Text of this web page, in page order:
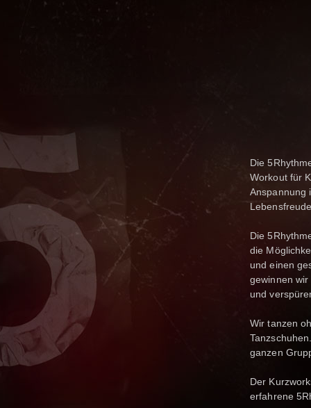
Die
Workout für
Anspannung
Die
die
und einen
gewinnen
und
Wir tanzen
ganzen
Der
erfahrene